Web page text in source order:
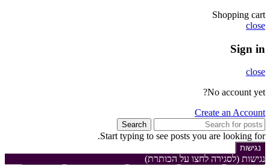
Shopping cart
close
Sign in
close
No account yet?
Create an Account
Search
Start typing to see posts you are looking for.
נגישות
נגישות (לסגירה לחצו על הכותרת)